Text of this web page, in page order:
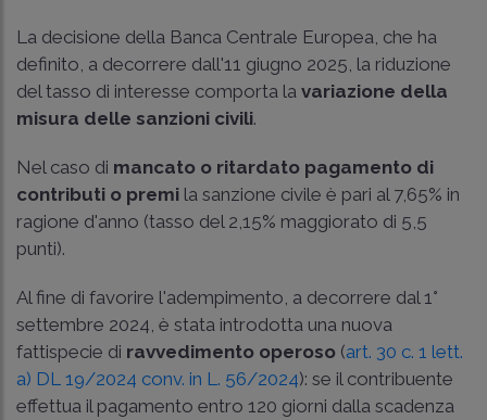
La decisione della Banca Centrale Europea, che ha
definito, a decorrere dall'11 giugno 2025, la riduzione
del tasso di interesse comporta la variazione della
misura delle sanzioni civili.
Nel caso di mancato o ritardato pagamento di
contributi o premi la sanzione civile è pari al 7,65% in
ragione d'anno (tasso del 2,15% maggiorato di 5,5
punti).
Al fine di favorire l'adempimento, a decorrere dal 1°
settembre 2024, è stata introdotta una nuova
fattispecie di ravvedimento operoso (art. 30 c. 1 lett.
a) DL 19/2024 conv. in L. 56/2024): se il contribuente
effettua il pagamento entro 120 giorni dalla scadenza